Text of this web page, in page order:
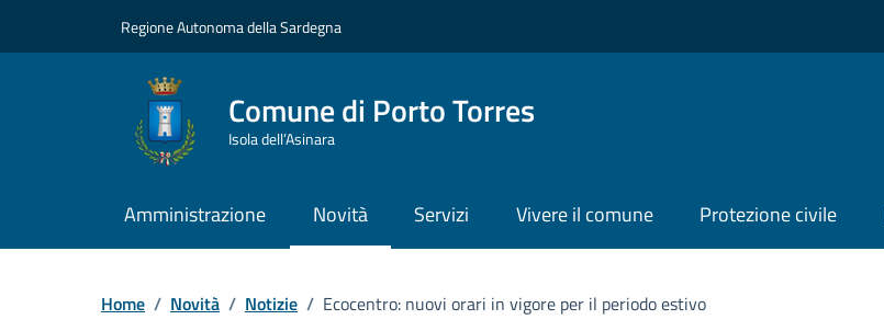
Regione Autonoma della Sardegna
Comune di Porto Torres
Isola dell’Asinara
Amministrazione Novità Servizi Vivere il comune Protezione civile
Home / Novità / Notizie / Ecocentro: nuovi orari in vigore per il periodo estivo